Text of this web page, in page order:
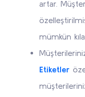
artar.
mümkün
Etiketler